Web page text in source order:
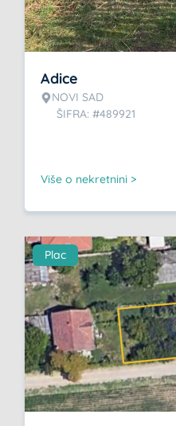
Adice
NOVI SAD
ŠIFRA: #489921
Više o nekretnini >
Plac